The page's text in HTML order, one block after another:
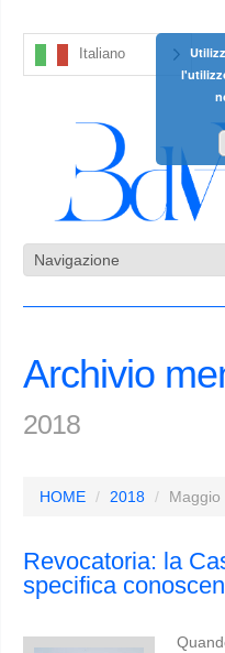
Italiano
Archivio
2018
HOME 2018 Maggio
Revocatoria: la
specifica